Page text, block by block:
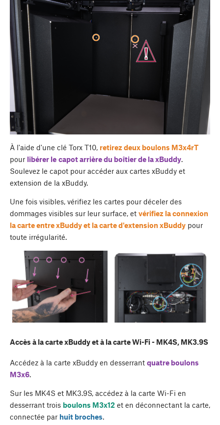
À l'aide d'une clé Torx T10, retirez deux boulons M3x4rT
pour libérer le capot arrière du boîtier de la xBuddy.
Soulevez le capot pour accéder aux cartes xBuddy et
extension de la xBuddy.
Une fois visibles, vérifiez les cartes pour déceler des
dommages visibles sur leur surface, et vérifiez la connexion
la carte entre xBuddy et la carte d'extension xBuddy pour
toute irrégularité.
Accès à la carte xBuddy et à la carte Wi-Fi - MK4S, MK3.9S
Accédez à la carte xBuddy en desserrant quatre boulons
M3x6.
Sur les MK4S et MK3.9S, accédez à la carte Wi-Fi en
desserrant trois boulons M3x12 et en déconnectant la carte,
connectée par huit broches.